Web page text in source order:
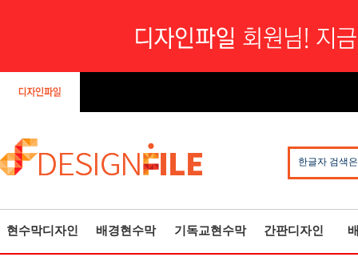
한글자 검색
현수막디자인 배경현수막 기독교현수막 간판디자인